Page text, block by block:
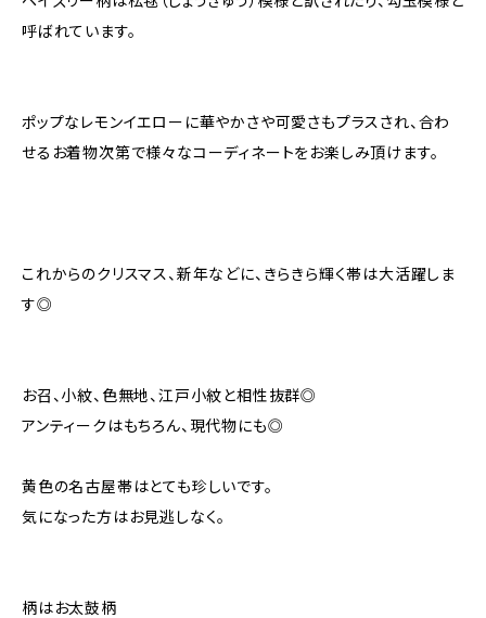
呼ばれています。
ポップなレモンイエローに華やかさや可愛さもプラスされ、合わ
せるお着物次第で様々なコーディネートをお楽しみ頂けます。
これからのクリスマス、新年などに、きらきら輝く帯は大活躍しま
す◎
お召、小紋、色無地、江戸小紋と相性抜群◎
アンティークはもちろん、現代物にも◎
黄色の名古屋帯はとても珍しいです。
気になった方はお見逃しなく。
柄はお太鼓柄